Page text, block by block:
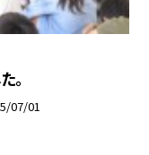
。
07/01